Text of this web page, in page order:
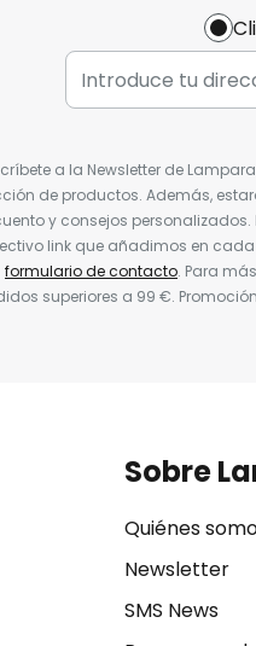
a la Newsletter de
de productos. Además,
y consejos
link que añadimos en
formulario de contacto. Para
superiores a 99 €.
Sobre
Quiénes
Newsletter
SMS News